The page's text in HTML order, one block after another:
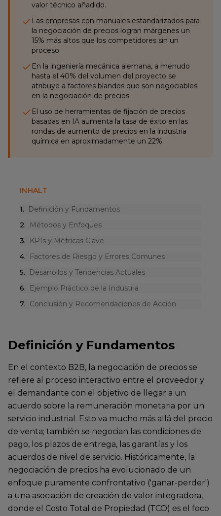
valor técnico añadido.
Las empresas con manuales estandarizados para
la negociación de precios logran márgenes un
15% más altos que los competidores sin un
proceso.
En la ingeniería mecánica alemana, a menudo
hasta el 40% del volumen del proyecto se
atribuye a factores blandos que son negociables
en la negociación de precios.
El uso de herramientas de fijación de precios
basadas en IA aumenta la tasa de éxito en las
rondas de aumento de precios en la industria
química en aproximadamente un 22%.
INHALT
1.
Definición y Fundamentos
2.
Métodos y Enfoques
3.
KPIs y Métricas Clave
4.
Factores de Riesgo y Errores Comunes
5.
Desarrollos y Tendencias Actuales
6.
Ejemplo Práctico de la Industria
7. Conclusión y Recomendaciones de Acción
Definición y Fundamentos
En el contexto B2B, la negociación de precios se
refiere al proceso interactivo entre el proveedor y
el demandante con el objetivo de llegar a un
acuerdo sobre la remuneración monetaria por un
servicio industrial. Esto va mucho más allá del precio
de venta; también se negocian las condiciones de
pago, los plazos de entrega, las garantías y los
acuerdos de nivel de servicio. Históricamente, la
negociación de precios ha evolucionado de un
enfoque puramente confrontativo ('ganar-perder')
a una asociación de creación de valor integradora,
donde el Costo Total de Propiedad (TCO) es el foco